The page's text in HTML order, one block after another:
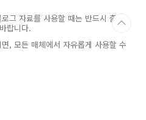
그 자료를 사용할 때는 반드시 출처
랍니다.
, 모든 매체에서 자유롭게 사용할 수